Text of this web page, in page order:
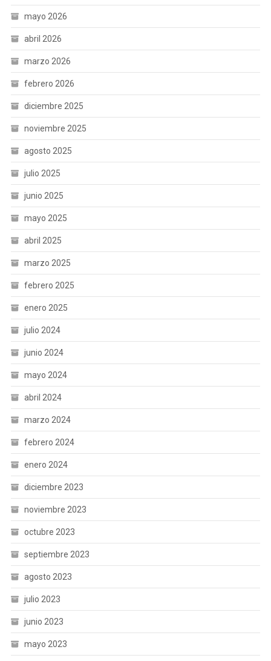
mayo 2026
abril 2026
marzo 2026
febrero 2026
diciembre 2025
noviembre 2025
agosto 2025
julio 2025
junio 2025
mayo 2025
abril 2025
marzo 2025
febrero 2025
enero 2025
julio 2024
junio 2024
mayo 2024
abril 2024
marzo 2024
febrero 2024
enero 2024
diciembre 2023
noviembre 2023
octubre 2023
septiembre 2023
agosto 2023
julio 2023
junio 2023
mayo 2023